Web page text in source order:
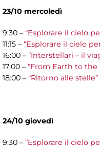
23/10 mercoledì
9:30 – “Esplorare il cielo
11:15 – “Esplorare il cielo
16:00 – “Interstellari – il
17:00 – “From Earth to the
18:00 – “Ritorno alle stelle”
24/10 giovedì
9:30 – “Esplorare il cielo